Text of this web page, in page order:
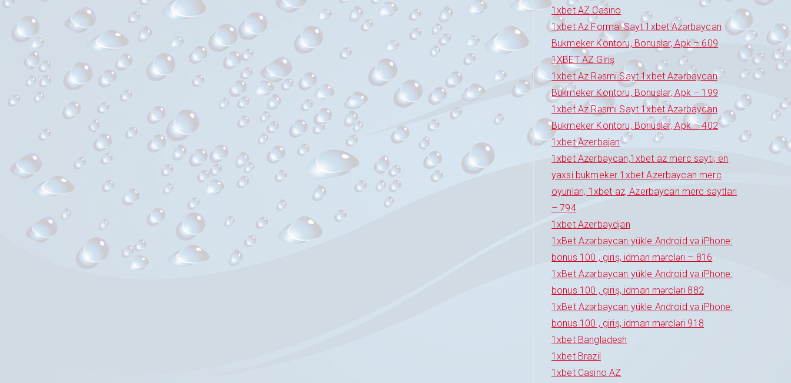
1xbet AZ Casino
1xbet Az Formal Sayt 1xbet Azərbaycan
Bukmeker Kontoru, Bonuslar, Apk – 609
1XBET AZ Giriş
1xbet Az Rəsmi Sayt 1xbet Azərbaycan
Bukmeker Kontoru, Bonuslar, Apk – 199
1xbet Az Rəsmi Sayt 1xbet Azərbaycan
Bukmeker Kontoru, Bonuslar, Apk – 402
1xbet Azerbajan
1xbet Azerbaycan,1xbet az merc saytı, en
yaxsi bukmeker 1xbet Azerbaycan merc
oyunlari, 1xbet az, Azerbaycan merc saytlari
– 794
1xbet Azerbaydjan
1xBet Azərbaycan yükle Android və iPhone:
bonus 100 , giriş, idman mərcləri – 816
1xBet Azərbaycan yükle Android və iPhone:
bonus 100 , giriş, idman mərcləri 882
1xBet Azərbaycan yükle Android və iPhone:
bonus 100 , giriş, idman mərcləri 918
1xbet Bangladesh
1xbet Brazil
1xbet Casino AZ